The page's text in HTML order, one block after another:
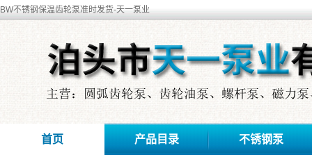
BW不锈钢保温齿轮泵准时发货-天一泵业
首页 产品目录 不锈钢泵